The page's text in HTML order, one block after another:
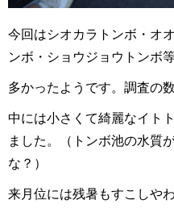
今回はシオカラトンボ・オ
ンボ・ショウジョウトンボ
多かったようです。調査の
中には小さくて綺麗なイト
ました。（トンボ池の水質
な？）
来月位には残暑もすこしや